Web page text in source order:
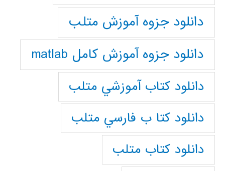
دانلود جزوه آموزش متلب
دانلود جزوه آموزش کامل matlab
دانلود كتاب آموزشي متلب
دانلود كتا ب فارسي متلب
دانلود كتاب متلب